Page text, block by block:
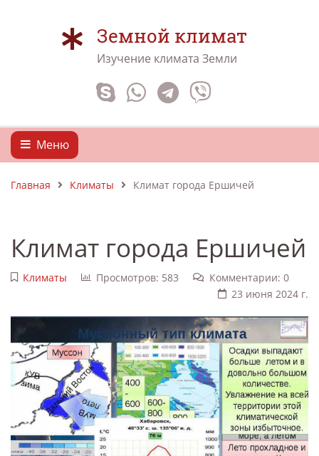
Земной климат
Изучение климата Земли
Меню
Главная Климаты Климат города Ершичей
Климат города Ершичей
Климаты Просмотров: 583
Комментарии: 0
23 июня 2024 г.